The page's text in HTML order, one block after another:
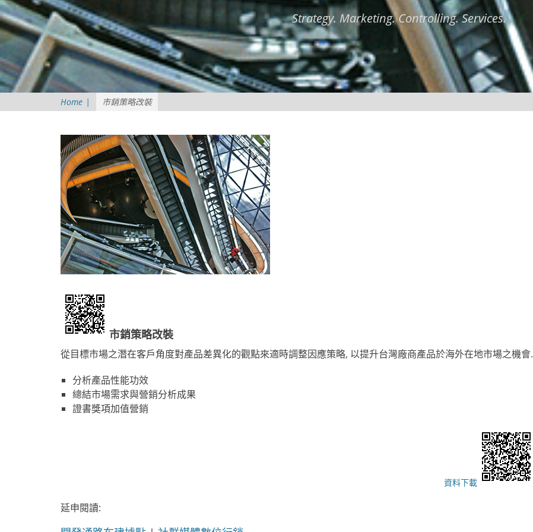
Strategy. Marketing. Controlling. Services.
Home | 市銷策略改裝
市銷策略改裝
從目標市場之潛在客戶角度對產品差異化的觀點來適時調整因應策略, 以提升台灣廠商產品於海外在地市場之機會.
分析產品性能功效
總結市場需求與營銷分析成果
證書獎項加值營銷
資料下載
延申閱讀: